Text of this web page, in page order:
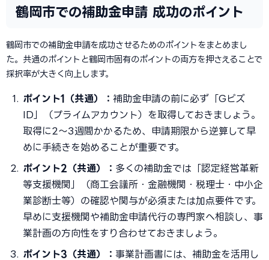
鶴岡市での補助金申請 成功のポイント
鶴岡市での補助金申請を成功させるためのポイントをまとめまし
た。共通のポイントと鶴岡市固有のポイントの両方を押さえることで
採択率が大きく向上します。
ポイント1（共通）： 補助金申請の前に必ず「Gビズ
ID」（プライムアカウント）を取得しておきましょう。
取得に2〜3週間かかるため、申請期限から逆算して早
めに手続きを始めることが重要です。
ポイント2（共通）： 多くの補助金では「認定経営革新
等支援機関」（商工会議所・金融機関・税理士・中小企
業診断士等）の確認や関与が必須または加点要件です。
早めに支援機関や補助金申請代行の専門家へ相談し、事
業計画の方向性をすり合わせておきましょう。
ポイント3（共通）： 事業計画書には、補助金を活用し